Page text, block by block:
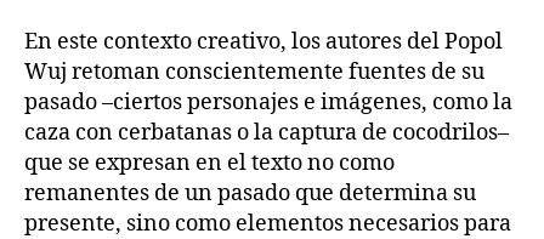
En este contexto creativo, los autores del Popol
Wuj retoman conscientemente fuentes de su
pasado –ciertos personajes e imágenes, como la
caza con cerbatanas o la captura de cocodrilos–
que se expresan en el texto no como
remanentes de un pasado que determina su
presente, sino como elementos necesarios para